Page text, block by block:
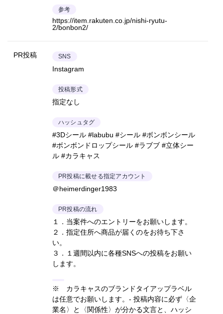
参考
https://item.rakuten.co.jp/nishi-ryutu-
2/bonbon2/
PR投稿 SNS
Instagram
投稿形式
指定なし
ハッシュタグ
#3Dシール #labubu #シール #ボンボンシール
#ボンボンドロップシール #ラブブ #立体シー
ル #カラキャス
PR投稿に載せる指定アカウント
＠heimerdinger1983
PR投稿の流れ
１．当案件へのエントリーをお願いします。
２．指定住所へ商品が届くのをお待ち下さ
い。
３．１週間以内に各種SNSへの投稿をお願い
します。
※ カラキャスのブランドタイアップラベル
は任意でお願いします。- 投稿内容に必ず〈企
業名〉と〈関係性〉が分かる文言と、ハッシ